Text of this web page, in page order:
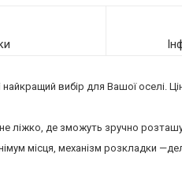
вибір для Вашої оселі.
ліжко, де зможуть зручно
місця, механізм розкладки